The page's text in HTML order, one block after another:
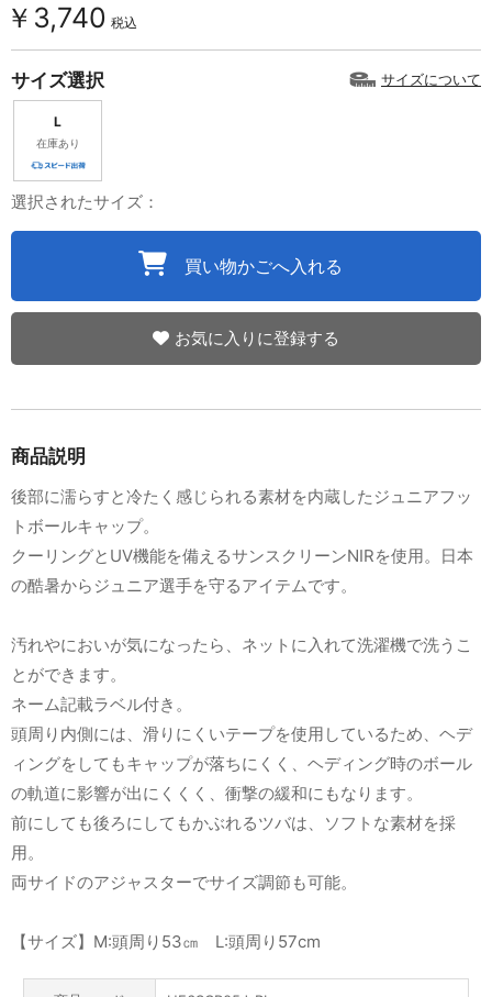
￥3,740 税込
サイズ選択 サイズについて
L
在庫あり
選択されたサイズ：
買い物かごへ入れる
お気に入りに登録する
商品説明
後部に濡らすと冷たく感じられる素材を内蔵したジュニアフッ
トボールキャップ。
クーリングとUV機能を備えるサンスクリーンNIRを使用。日本
の酷暑からジュニア選手を守るアイテムです。
汚れやにおいが気になったら、ネットに入れて洗濯機で洗うこ
とができます。
ネーム記載ラベル付き。
頭周り内側には、滑りにくいテープを使用しているため、ヘデ
ィングをしてもキャップが落ちにくく、ヘディング時のボール
の軌道に影響が出にくくく、衝撃の緩和にもなります。
前にしても後ろにしてもかぶれるツバは、ソフトな素材を採
用。
両サイドのアジャスターでサイズ調節も可能。
【サイズ】M:頭周り53㎝ L:頭周り57cm